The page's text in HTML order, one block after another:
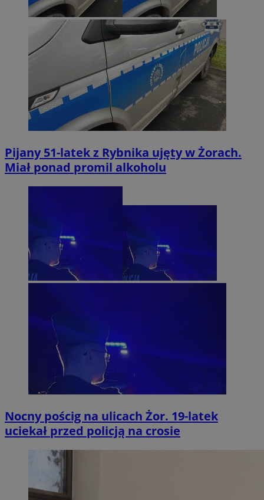
Pijany 51-latek z Rybnika ujęty w Żorach.
Miał ponad promil alkoholu
Nocny pościg na ulicach Żor. 19-latek
uciekał przed policją na crosie